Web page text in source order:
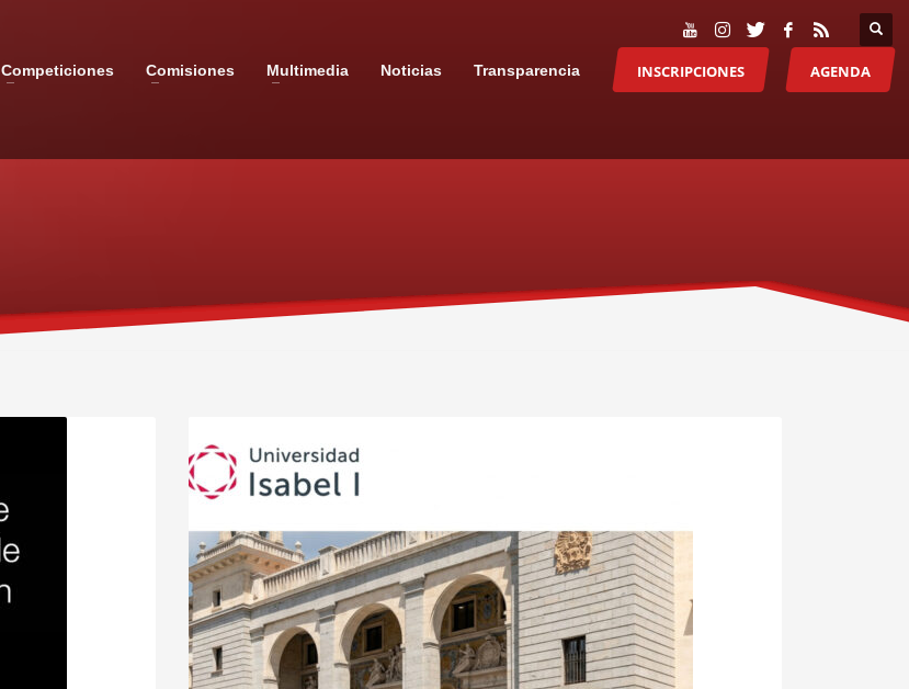
Competiciones Comisiones Multimedia Noticias Transparencia INSCRIPCIONES AGENDA